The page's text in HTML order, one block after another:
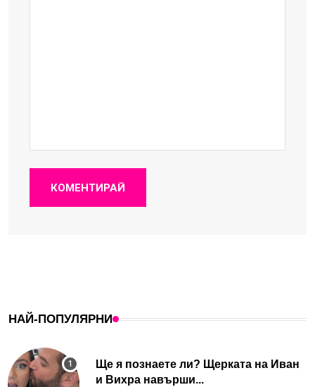
КОМЕНТИРАЙ
НАЙ-ПОПУЛЯРНИ
Ще я познаете ли? Щерката на Иван
и Вихра навърши...